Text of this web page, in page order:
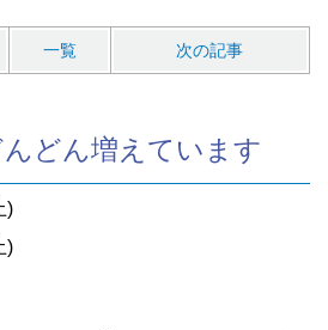
一覧 次の記事
どん増えています
)
)